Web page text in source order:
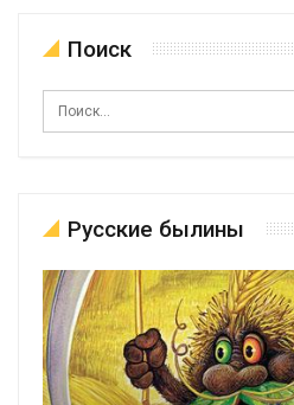
Поиск
Русские былины